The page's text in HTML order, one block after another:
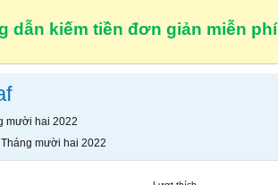
dẫn kiếm tiền đơn giản miễn phí
mười hai 2022
mười hai 2022